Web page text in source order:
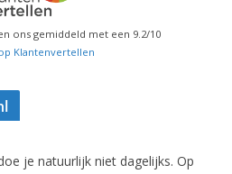
ons gemiddeld met een 9.2/10
Klantenvertellen
je natuurlijk niet dagelijks. Op